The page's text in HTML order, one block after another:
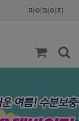
마이페이지